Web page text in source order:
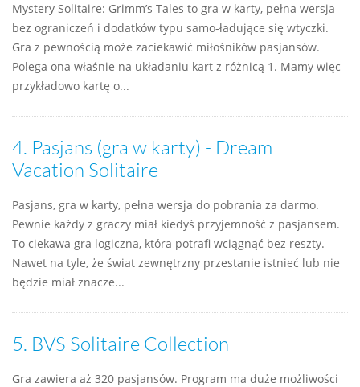
Mystery Solitaire: Grimm’s Tales to gra w karty, pełna wersja
bez ograniczeń i dodatków typu samo-ładujące się wtyczki.
Gra z pewnością może zaciekawić miłośników pasjansów.
Polega ona właśnie na układaniu kart z różnicą 1. Mamy więc
przykładowo kartę o...
4. Pasjans (gra w karty) - Dream
Vacation Solitaire
Pasjans, gra w karty, pełna wersja do pobrania za darmo.
Pewnie każdy z graczy miał kiedyś przyjemność z pasjansem.
To ciekawa gra logiczna, która potrafi wciągnąć bez reszty.
Nawet na tyle, że świat zewnętrzny przestanie istnieć lub nie
będzie miał znacze...
5. BVS Solitaire Collection
Gra zawiera aż 320 pasjansów. Program ma duże możliwości